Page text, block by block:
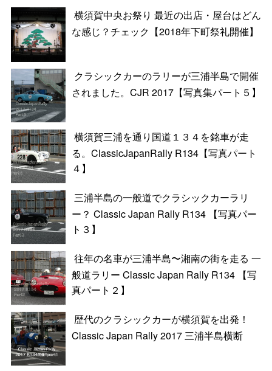
横須賀中央お祭り 最近の出店・屋台はどん
な感じ？チェック【2018年下町祭礼開催】
クラシックカーのラリーが三浦半島で開催
されました。CJR 2017【写真集パート５】
横須賀三浦を通り国道１３４を銘車が走
る。ClassicJapanRally R134【写真パート
４】
三浦半島の一般道でクラシックカーラリ
ー？ Classic Japan Rally R134 【写真パー
ト３】
往年の名車が三浦半島〜湘南の街を走る 一
般道ラリー Classic Japan Rally R134 【写
真パート２】
歴代のクラシックカーが横須賀を出発！
Classic Japan Rally 2017 三浦半島横断